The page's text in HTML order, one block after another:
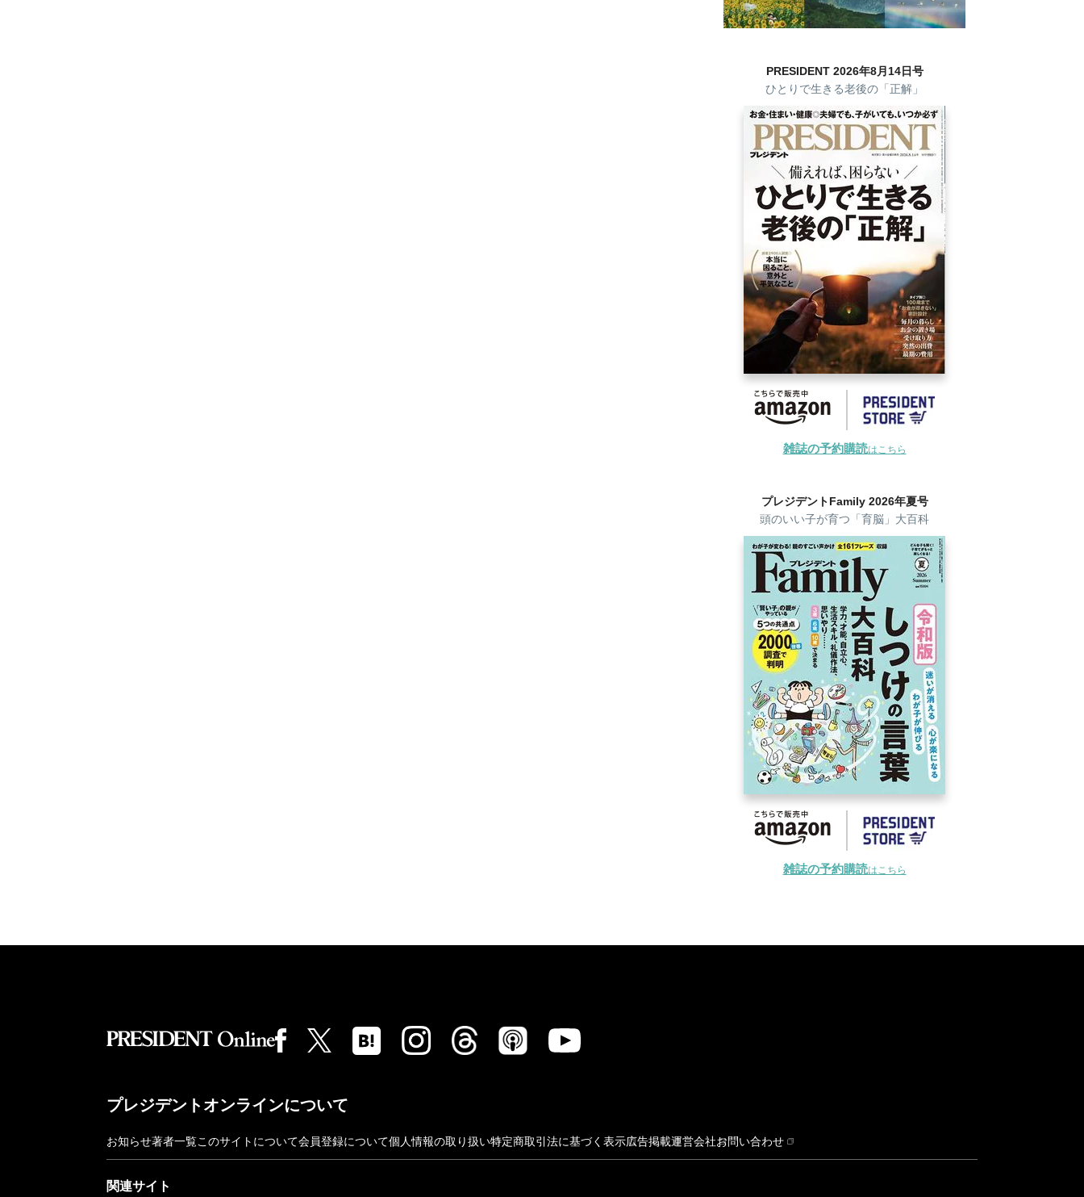
PRESIDENT 2026年8月14日号
ひとりで生きる老後の「正解」
雑誌の予約購読はこちら
プレジデントFamily 2026年夏号
頭のいい子が育つ「育脳」大百科
雑誌の予約購読はこちら
プレジデントオンラインについて
お知らせ著者一覧このサイトについて会員登録について個人情報の取り扱い特定商取引法に基づく表示広告掲載運営会社お問い合わせ
関連サイト